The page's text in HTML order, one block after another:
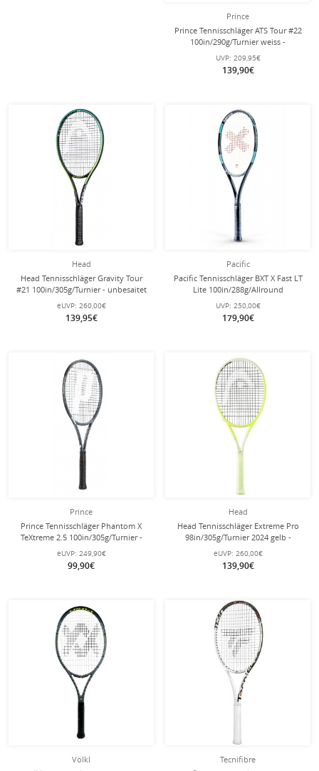
Prince
Prince Tennisschläger ATS Tour #22
100in/290g/Turnier weiss -
unbesaitet -
UVP: 209,95€
139,90€
Head
Head Tennisschläger Gravity Tour
#21 100in/305g/Turnier - unbesaitet
-
eUVP: 260,00€
139,95€
Pacific
Pacific Tennisschläger BXT X Fast LT
Lite 100in/288g/Allround
schwarz/petrol - besaitet -
UVP: 250,00€
179,90€
Prince
Prince Tennisschläger Phantom X
TeXtreme 2.5 100in/305g/Turnier -
unbesaitet -
eUVP: 249,90€
99,90€
Head
Head Tennisschläger Extreme Pro
98in/305g/Turnier 2024 gelb -
unbesaitet -
eUVP: 260,00€
139,90€
Völkl
Tecnifibre